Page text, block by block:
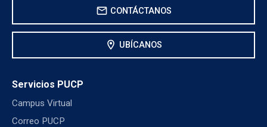
mail CONTÁCTANOS
location_on UBÍCANOS
Servicios PUCP
Campus Virtual
Correo PUCP